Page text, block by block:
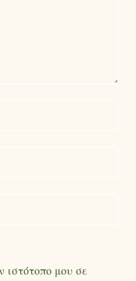
ιστότοπο μου σε